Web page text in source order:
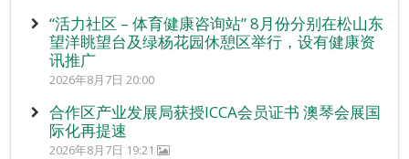
“活力社区 – 体育健康咨询站” 8月份分别在松山东
望洋眺望台及绿杨花园休憩区举行，设有健康资
讯推广
2026年8月7日 20:00
合作区产业发展局获授ICCA会员证书 澳琴会展国
际化再提速
2026年8月7日 19:21